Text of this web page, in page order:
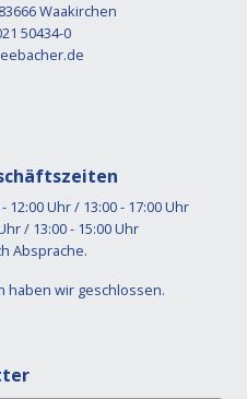
Waakirchen
50434-0
Uhr / 13:00 - 17:00 Uhr
/ 13:00 - 15:00 Uhr
Absprache.
haben wir geschlossen.